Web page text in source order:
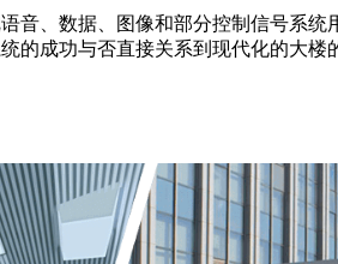
、数据、图像和部分控制信号系
成功与否直接关系到现代化的大楼